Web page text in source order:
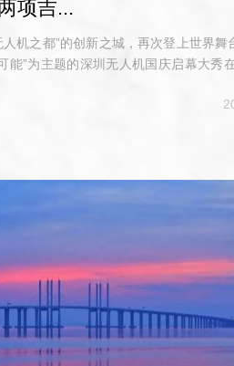
项吉...
机之都”的创新之城，再次登上世界舞
能”为主题的深圳无人机国庆启幕大秀
场盛大的无人机编队光影秀，既是深圳